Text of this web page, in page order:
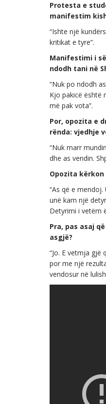
Protesta e
manifestim
“Ishte një
kritikat e tyre”.
Manifestimi i
ndodh tani në
“Nuk po ndodh
Kjo pakicë është
më pak vota”.
Por, opozita e
rënda: vjedhje
“Nuk marr
dhe as vendin.
Opozita
“As që e
unë kam një
Detyrimi i vetëm
Pra, pas asaj
asgjë?
“Jo. E vetmja
por me një
vendosur në